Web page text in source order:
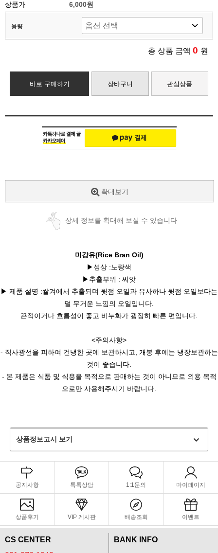
상품가 6,000원
용량
총 상품 금액 0 원
바로 구매하기 장바구니 관심상품
확대보기
상세 정보를 확대해 보실 수 있습니다
미강유(Rice Bran Oil)
▶성상 :노랑색
▶추출부위 : 씨앗
▶ 제품 설명 :쌀겨에서 추출되며 윗점 오일과 유사하나 윗점 오일보다는
덜 무거운 느낌의 오일입니다.
끈적이거나 흐름성이 좋고 비누화가 굉장히 빠른 편입니다.
<주의사항>
- 직사광선을 피하여 건냉한 곳에 보관하시고, 개봉 후에는 냉장보관하는
것이 좋습니다.
- 본 제품은 식품 및 식용을 목적으로 판매하는 것이 아니므로 외용 목적
으로만 사용해주시기 바랍니다.
상품정보고시 보기
공지사항 톡톡상담 1:1문의 마이페이지
상품후기 VIP 게시판 배송조회 이벤트
CS CENTER
BANK INFO